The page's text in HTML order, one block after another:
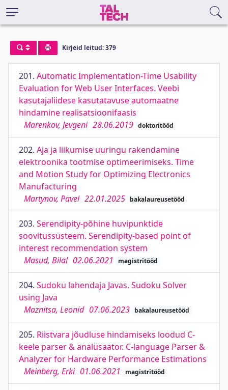
Kirjeid leitud: 379
201. Automatic Implementation-Time Usability
Evaluation for Web User Interfaces. Veebi
kasutajaliidese kasutatavuse automaatne
hindamine realisatsioonifaasis
Marenkov, Jevgeni 28.06.2019 doktoritööd
202. Aja ja liikumise uuringu rakendamine
elektroonika tootmise optimeerimiseks. Time
and Motion Study for Optimizing Electronics
Manufacturing
Martynov, Pavel 22.01.2025 bakalaureusetööd
203. Serendipity-põhine huvipunktide
soovitussüsteem. Serendipity-based point of
interest recommendation system
Masud, Bilal 02.06.2021 magistritööd
204. Sudoku lahendaja Javas. Sudoku Solver
using Java
Maznitsa, Leonid 07.06.2023 bakalaureusetööd
205. Riistvara jõudluse hindamiseks loodud C-
keele parser & analüsaator. C-language Parser &
Analyzer for Hardware Performance Estimations
Meinberg, Erki 01.06.2021 magistritööd